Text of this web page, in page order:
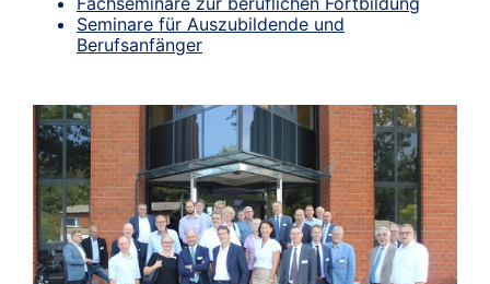
Seminare für Auszubildende und
Berufsanfänger